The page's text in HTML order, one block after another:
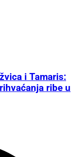
i Tamaris:
ribe u